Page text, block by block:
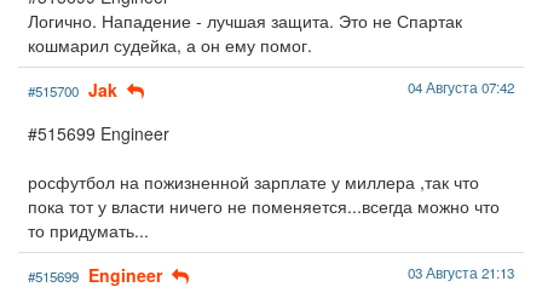
Логично. Нападение - лучшая защита. Это не Спартак
кошмарил судейка, а он ему помог.
#515700 Jak 04 Августа 07:42
#515699 Engineer
росфутбол на пожизненной зарплате у миллера ,так что
пока тот у власти ничего не поменяется...всегда можно что
то придумать...
#515699 Engineer 03 Августа 21:13